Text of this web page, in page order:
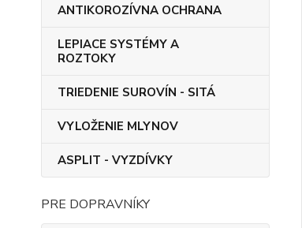
ANTIKOROZÍVNA OCHRANA
LEPIACE SYSTÉMY A
ROZTOKY
TRIEDENIE SUROVÍN - SITÁ
VYLOŽENIE MLYNOV
ASPLIT - VYZDÍVKY
PRE DOPRAVNÍKY